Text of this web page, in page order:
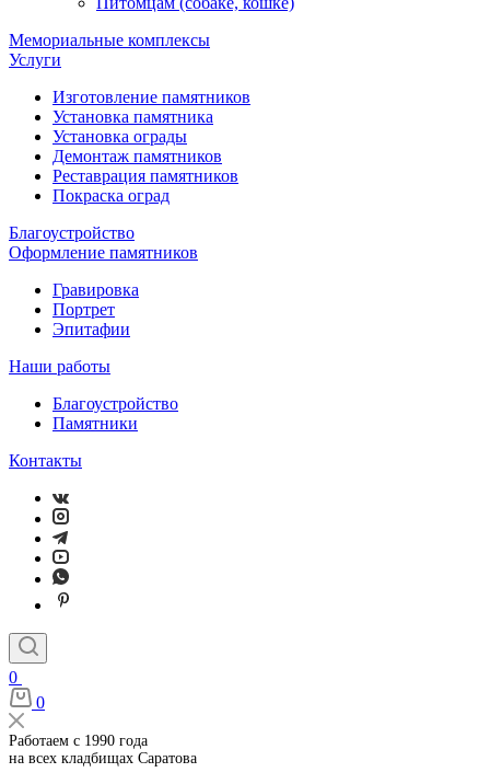
Мемориальные комплексы
Услуги
Изготовление памятников
Установка памятника
Установка ограды
Демонтаж памятников
Реставрация памятников
Покраска оград
Благоустройство
Оформление памятников
Гравировка
Портрет
Эпитафии
Наши работы
Благоустройство
Памятники
Контакты
0
0
Работаем с 1990 года
на всех кладбищах Саратова